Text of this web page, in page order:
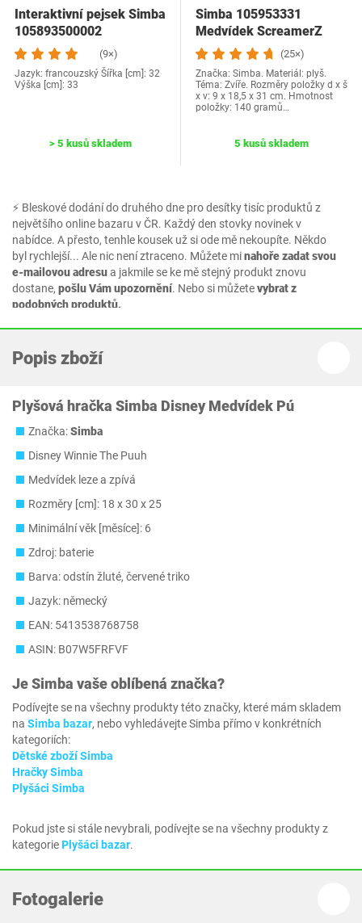
⚡ Bleskové dodání do druhého dne pro desítky tisíc produktů z
největšího online bazaru v ČR. Každý den stovky novinek v
nabídce. A přesto, tenhle kousek už si ode mě nekoupíte. Někdo
byl rychlejší... Ale nic není ztraceno. Můžete minahoře zadat svou
e-mailovou adresua jakmile se ke mě stejný produkt znovu
dostane, pošlu Vám upozornění. Nebo si můžetevybrat z
podobných produktů.
Interaktivní pejsek Simba
105893500002
(9×)
Jazyk: francouzský Šířka [cm]: 32
Výška [cm]: 33
> 5 kusů skladem
Simba 105953331
Medvídek ScreamerZ
"Babbling Bear" se…
(25×)
Značka: Simba. Materiál: plyš.
Téma: Zvíře. Rozměry položky d x š
x v: 9 x 18,5 x 31 cm. Hmotnost
položky: 140 gramů…
5 kusů skladem
Popis zboží
Plyšová hračka Simba Disney Medvídek Pú
Značka:Simba
Disney Winnie The Puuh
Medvídek leze a zpívá
Rozměry [cm]: 18 x 30 x 25
Minimální věk [měsíce]: 6
Zdroj: baterie
Barva: odstín žluté, červené triko
Jazyk: německý
EAN: 5413538768758
ASIN: B07W5FRFVF
JeSimba vaše oblíbená značka?
Podívejte se na všechny produkty této značky, které mám skladem
na Simba bazar, nebo vyhledávejte Simba přímo v konkrétních
kategoriích:
Dětské zboží Simba
Hračky Simba
Plyšáci Simba
Pokud jste si stále nevybrali, podívejte se na všechny produkty z
kategoriePlyšáci bazar.
Fotogalerie